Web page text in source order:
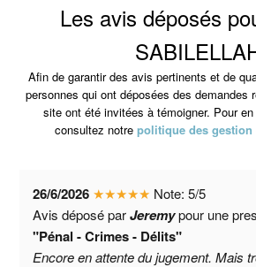
Les avis déposés
Afin de garantir des avis pertinents et de
personnes qui ont déposées des demandes
site ont été invitées à témoigner. Pour
consultez notrepolitique des gestion
26/6/2026 ★★★★★ Note:5/5
Avis déposé parJeremypour une
"Pénal - Crimes - Délits"
Encore en attente du jugement. Mais